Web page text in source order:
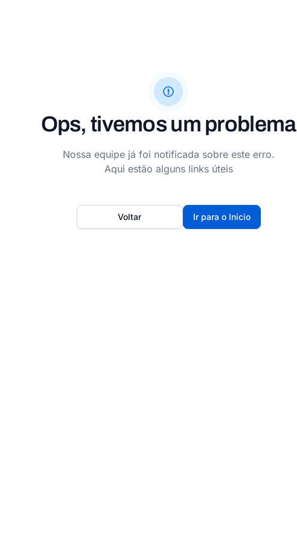
Ops, tivemos um problema
Nossa equipe já foi notificada sobre este erro.
Aqui estão alguns links úteis
Ir para o Início
Voltar